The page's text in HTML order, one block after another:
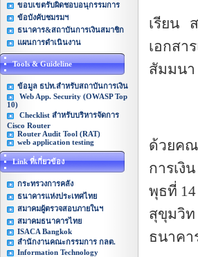
ขอบเขตรับผิดชอบอนุกรรมการ
ข้อบังคับชมรมฯ
ธนาคาร&สถาบันการเงินสมาชิก
แผนการดำเนินงาน
Tools & Guideline
ข้อมูล ธปท.สำหรับสถาบันการเงิน
Web App. Security (OWASP Top
10)
Checklist สำหรับบริหารจัดการ
Cisco Router
Router Audit Tool (RAT)
web application testing
Link ที่เกี่ยวข้อง
กระทรวงการคลัง
ธนาคารแห่งประเทศไทย
สมาคมผู้ตรวจสอบภายในฯ
สมาคมธนาคารไทย
ISACA Bangkok
สำนักงานคณะกรรมการ กลต.
Information Technology
เรียน
เอกสา
2.
3.
ด้วยคณ
การเงิ
พุธที่
สุขุมวิท
ธนาคา